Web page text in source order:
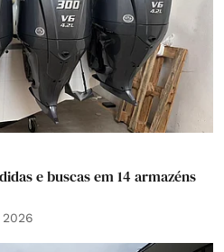
e buscas em 14 armazéns